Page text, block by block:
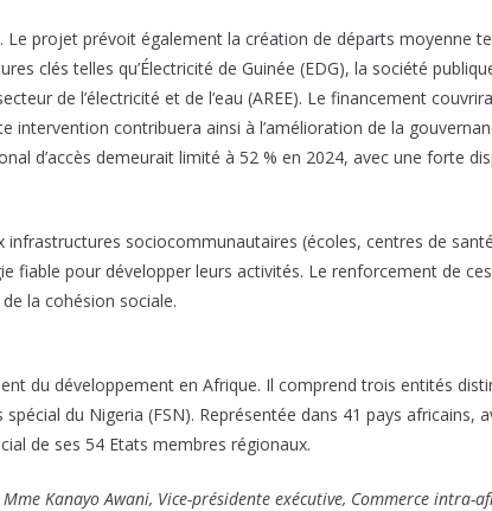
projet prévoit également la création de départs moyenne
clés telles qu’Électricité de Guinée (EDG), la société
de l’électricité et de l’eau (AREE). Le financement
intervention contribuera ainsi à l’amélioration de la
d’accès demeurait limité à 52 % en 2024, avec une forte
sociocommunautaires (écoles, centres de
fiable pour développer leurs activités. Le renforcement de
la cohésion sociale.
du développement en Afrique. Il comprend trois entités
du Nigeria (FSN). Représentée dans 41 pays africains,
de ses 54 Etats membres régionaux.
Kanayo Awani, Vice-présidente exécutive, Commerce intra-